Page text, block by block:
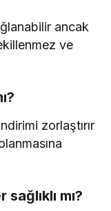
ancak
ve
zorlaştırır
mı?